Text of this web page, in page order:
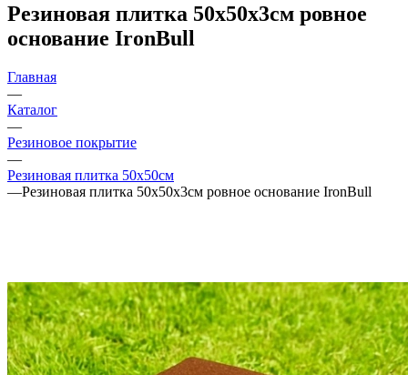
Резиновая плитка 50х50х3см ровное
основание IronBull
Главная
—
Каталог
—
Резиновое покрытие
—
Резиновая плитка 50х50см
—Резиновая плитка 50х50х3см ровное основание IronBull